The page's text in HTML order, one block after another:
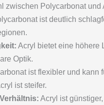
zwischen Polycarbonat und
ist deutlich
Acryl bietet eine höhere
Optik.
ist flexibler und kann
ist steifer.
Acryl ist